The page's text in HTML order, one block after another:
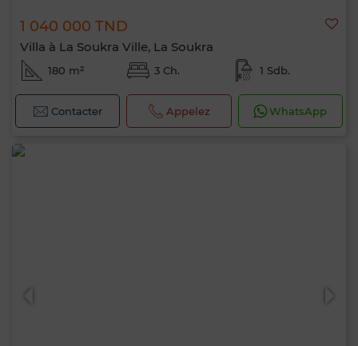
1 040 000 TND
Villa à La Soukra Ville, La Soukra
180 m² 3 Ch. 1 Sdb.
Contacter Appelez WhatsApp